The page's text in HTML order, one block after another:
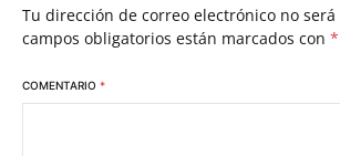
Tu dirección de correo electrónico no
campos obligatorios están marcados con *
COMENTARIO *